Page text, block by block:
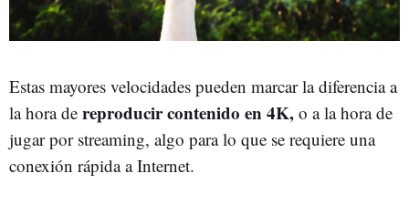
Estas mayores velocidades pueden marcar la diferencia a
la hora de reproducir contenido en 4K, o a la hora de
jugar por streaming, algo para lo que se requiere una
conexión rápida a Internet.